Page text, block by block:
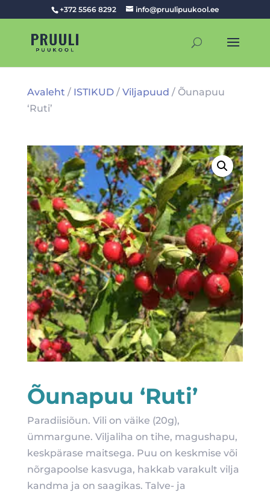
+372 5566 8292 info@pruulipuukool.ee
Avaleht / ISTIKUD/ Viljapuud / Õunapuu
‘Ruti’
Õunapuu ‘Ruti’
Paradiisiõun. Vili on väike (20g),
ümmargune. Viljaliha on tihe, magushapu,
keskpärase maitsega. Puu on keskmise või
nõrgapoolse kasvuga, hakkab varakult vilja
kandma ja on saagikas. Talve- ja